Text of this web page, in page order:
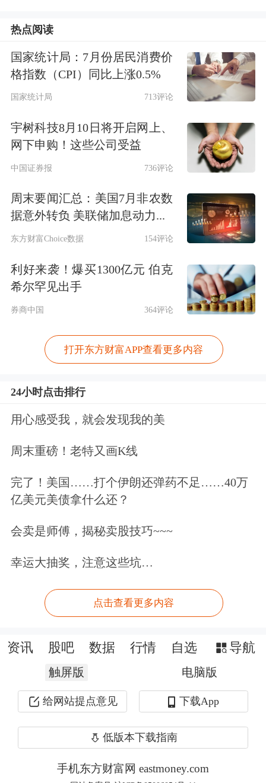
会议指出，构建房地产发展新模式，对
发展具有重要意义，要着眼长远，坚持
稳中求进、先立后破，有序搭建相关基
础性制度。要扎实有力推进“好房子”建
设，纳入城市更新机制加强工作统筹，
在规划、土地、财政、金融等方面予以
政策支持。要对全国房地产已供土地和
在建项目进行摸底，进一步优化现有政
策，提升政策实施的系统性有效性，多
管齐下稳定预期、激活需求、优化供
给、化解风险，更大力度推动房地产市
场止跌回稳。
会议指出，要加快完善统一规范、协同
帮助失信主体重塑信用。要统一修复规
则，健全资格审查、过程监督、结果认
定等环节标准规范。要打破数据壁垒，
促进相关领域社会数据互联互通。要强
力。
会议指出，要加强药品和耗材集采政策
工作规范化制度化常态化开展。要更好
促进“三医”协同发展和治理，完善公立
医院 补偿机制，支持医药企业提高创新
能力，更好满足群众多元化就医用药需
求。要加强对药品和耗材生产、流通、
使用全链条质量监管，扎实推进仿制药
热点阅读
国家统计局：7月份居民消费价
格指数（CPI）同比上涨0.5%
国家统计局 713评论
宇树科技8月10日将开启网上、
网下申购！这些公司受益
中国证券报 736评论
周末要闻汇总：美国7月非农数
据意外转负 美联储加息动力...
东方财富Choice数据 154评论
利好来袭！爆买1300亿元 伯克
希尔罕见出手
券商中国 364评论
打开东方财富APP查看更多内容
24小时点击排行
用心感受我，就会发现我的美
周末重磅！老特又画K线
完了！美国……打个伊朗还弹药不足……40万
亿美元美债拿什么还？
会卖是师傅，揭秘卖股技巧~~~
幸运大抽奖，注意这些坑…
点击查看更多内容
资讯 股吧 数据 行情 自选 导航
触屏版 电脑版
给网站提点意见 下载App
低版本下载指南
手机东方财富网 eastmoney.com